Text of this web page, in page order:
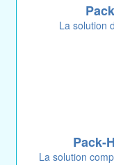
La solution
Pack-
La solution